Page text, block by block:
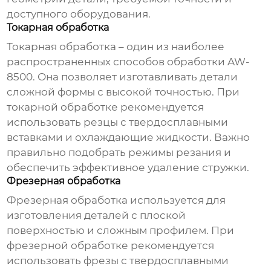
доступного оборудования.
Токарная обработка
Токарная обработка – один из наиболее
распространенных способов обработки AW-
8500. Она позволяет изготавливать детали
сложной формы с высокой точностью. При
токарной обработке рекомендуется
использовать резцы с твердосплавными
вставками и охлаждающие жидкости. Важно
правильно подобрать режимы резания и
обеспечить эффективное удаление стружки.
Фрезерная обработка
Фрезерная обработка используется для
изготовления деталей с плоской
поверхностью и сложным профилем. При
фрезерной обработке рекомендуется
использовать фрезы с твердосплавными